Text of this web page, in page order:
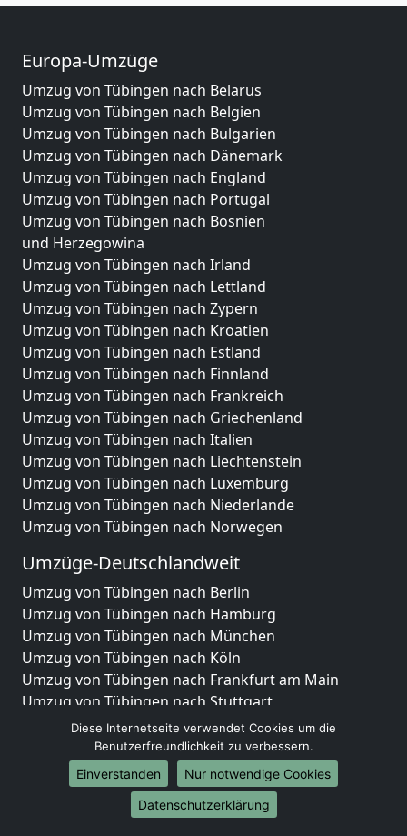
Europa-Umzüge
Umzug von Tübingen nach Belarus
Umzug von Tübingen nach Belgien
Umzug von Tübingen nach Bulgarien
Umzug von Tübingen nach Dänemark
Umzug von Tübingen nach England
Umzug von Tübingen nach Portugal
Umzug von Tübingen nach Bosnien
und Herzegowina
Umzug von Tübingen nach Irland
Umzug von Tübingen nach Lettland
Umzug von Tübingen nach Zypern
Umzug von Tübingen nach Kroatien
Umzug von Tübingen nach Estland
Umzug von Tübingen nach Finnland
Umzug von Tübingen nach Frankreich
Umzug von Tübingen nach Griechenland
Umzug von Tübingen nach Italien
Umzug von Tübingen nach Liechtenstein
Umzug von Tübingen nach Luxemburg
Umzug von Tübingen nach Niederlande
Umzug von Tübingen nach Norwegen
Umzüge-Deutschlandweit
Umzug von Tübingen nach Berlin
Umzug von Tübingen nach Hamburg
Umzug von Tübingen nach München
Umzug von Tübingen nach Köln
Umzug von Tübingen nach Frankfurt am Main
Umzug von Tübingen nach Stuttgart
Umzug von Tübingen nach Düsseldorf
Umzug von Tübingen nach Leipzig
Umzug von Tübingen nach Dortmund
Umzug von Tübingen nach Essen
Umzug von Tübingen nach Bremen
Diese Internetseite verwendet Cookies um die
Benutzerfreundlichkeit zu verbessern.
Einverstanden
Nur notwendige Cookies
Datenschutzerklärung